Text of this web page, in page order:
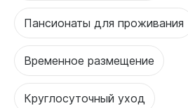
Пансионаты для проживания
Временное размещение
Круглосуточный уход